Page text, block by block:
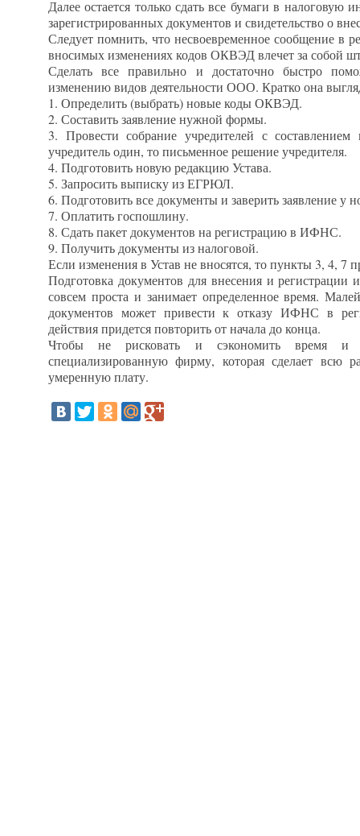
Далее остается только сдать все бумаги в налоговую
зарегистрированных документов и свидетельство о
Следует помнить, что несвоевременное сообщение в
вносимых изменениях кодов ОКВЭД влечет за собой
Сделать все правильно и достаточно быстро
изменению видов деятельности ООО. Кратко она
1. Определить (выбрать) новые коды ОКВЭД.
2. Составить заявление нужной формы.
3. Провести собрание учредителей с
учредитель один, то письменное решение учредителя.
4. Подготовить новую редакцию Устава.
5. Запросить выписку из ЕГРЮЛ.
6. Подготовить все документы и заверить заявление у
7. Оплатить госпошлину.
8. Сдать пакет документов на регистрацию в ИФНС.
9. Получить документы из налоговой.
Если изменения в Устав не вносятся, то пункты 3, 4, 7
Подготовка документов для внесения и регистрации
совсем проста и занимает определенное время.
документов может привести к отказу ИФНС в
действия придется повторить от начала до конца.
Чтобы не рисковать и сэкономить время и
специализированную фирму, которая сделает всю
умеренную плату.